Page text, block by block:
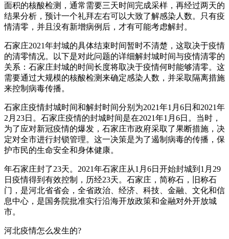
面积的核酸检测，通常需要三天时间完成采样，再经过两天的
结果分析，预计一个礼拜左右可以大致了解感染人数。只有疫
情清零，并且没有新增病例后，才有可能考虑解封。
石家庄2021年封城的具体结束时间暂时不清楚，这取决于疫情
的清零情况。以下是对此问题的详细解封城时间与疫情清零的
关系：石家庄封城的时间长度将取决于疫情何时能够清零。这
需要通过大规模的核酸检测来确定感染人数，并采取隔离措施
来控制病毒传播。
石家庄疫情封城时间和解封时间分别为2021年1月6日和2021年
2月23日。石家庄疫情的封城时间是在2021年1月6日。当时，
为了应对新冠疫情的爆发，石家庄市政府采取了果断措施，决
定对全市进行封锁管理。这一决策是为了遏制病毒的传播，保
护市民的生命安全和身体健康。
年石家庄封了23天。2021年石家庄从1月6日开始封城到1月29
日疫情得到有效控制，历经23天。石家庄，简称石，旧称石
门，是河北省省会，全省政治、经济、科技、金融、文化和信
息中心，是国务院批准实行沿海开放政策和金融对外开放城
市。
河北疫情怎么发生的?